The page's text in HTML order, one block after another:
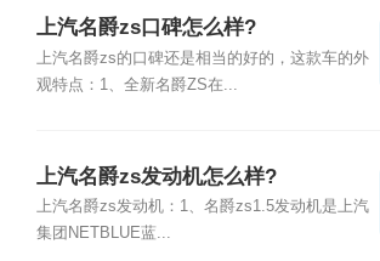
上汽名爵zs口碑怎么样?
上汽名爵zs的口碑还是相当的好的，这款车的外
观特点：1、全新名爵ZS在...
上汽名爵zs发动机怎么样?
上汽名爵zs发动机：1、名爵zs1.5发动机是上汽
集团NETBLUE蓝...